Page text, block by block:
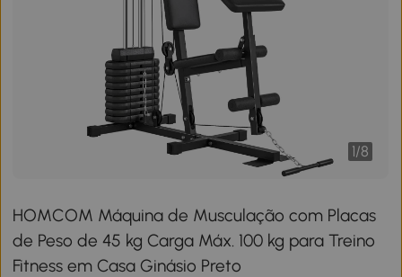
1/8
HOMCOM Máquina de Musculação com Placas
de Peso de 45 kg Carga Máx. 100 kg para Treino
Fitness em Casa Ginásio Preto